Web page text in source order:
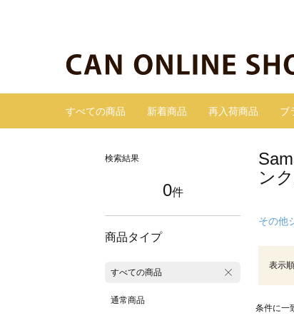
すべての商品 新着商品 再入荷商品 ブ
検索結果
0件
商品タイプ
すべての商品
通常商品
ン
その他
表示順
条件に一